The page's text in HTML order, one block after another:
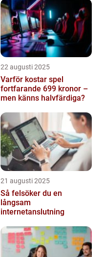
22 augusti 2025
Varför kostar spel
fortfarande 699 kronor –
men känns halvfärdiga?
21 augusti 2025
Så felsöker du en
långsam
internetanslutning